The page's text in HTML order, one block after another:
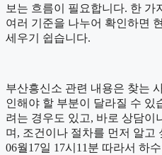
보는 흐름이 필요합니다. 한
여러 기준을 나누어 확인하면
세우기 쉽습니다.
부산흥신소 관련 내용은 찾는
인해야 할 부분이 달라질 수 있
려는 경우도 있고, 바로 상담이
며, 조건이나 절차를 먼저 알고
06월17일 17시11분 따라서 하